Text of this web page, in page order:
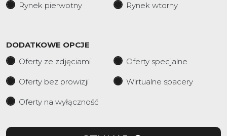
Rynek pierwotny
Rynek wtorny
DODATKOWE OPCJE
Oferty ze zdjęciami
Oferty specjalne
Oferty bez prowizji Wirtualne spacery
Oferty na wyłączność